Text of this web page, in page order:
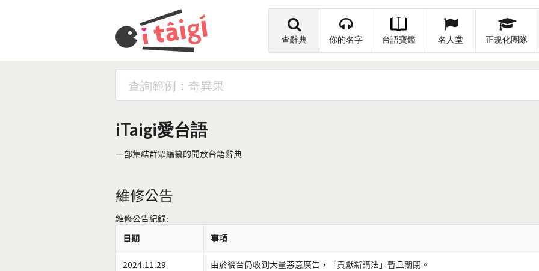
查辭典 你的名字 台語寶鑑 名人堂 正規化團隊
iTaigi愛台語
一部集結群眾編纂的開放台語辭典
維修公告
維修公告紀錄:
日期
事項
2024.11.29 由於後台仍收到大量惡意廣告，「貢獻新講法」暫且關閉。